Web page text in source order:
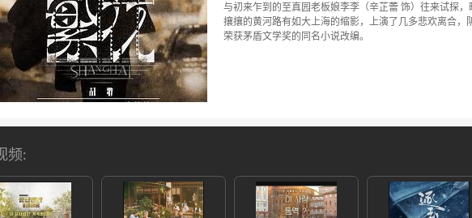
与初来乍到的至真园老板娘李李（辛芷蕾 饰）往来试探
攘攘的黄河路有如大上海的缩影，上演了几多悲欢离合，
荣获茅盾文学奖的同名小说改编。
频: